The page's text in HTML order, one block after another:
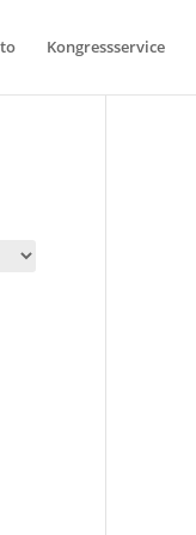
Kongressservice